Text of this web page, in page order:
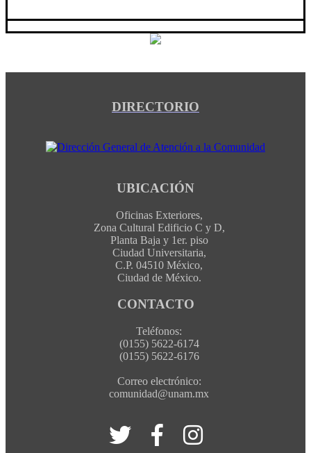
DIRECTORIO
UBICACIÓN
Oficinas Exteriores,
Zona Cultural Edificio C y D,
Planta Baja y 1er. piso
Ciudad Universitaria,
C.P. 04510 México,
Ciudad de México.
CONTACTO
Teléfonos:
(0155) 5622-6174
(0155) 5622-6176
Correo electrónico:
comunidad@unam.mx